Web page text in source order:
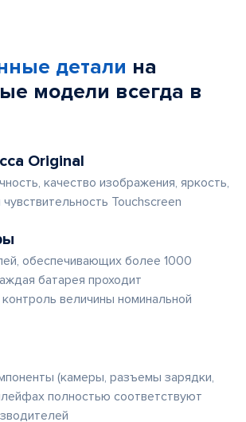
детали на
модели всегда в
Original
качество изображения, яркость,
Touchscreen
обеспечивающих более 1000
батарея проходит
величины номинальной
(камеры, разъемы зарядки,
полностью соответствуют